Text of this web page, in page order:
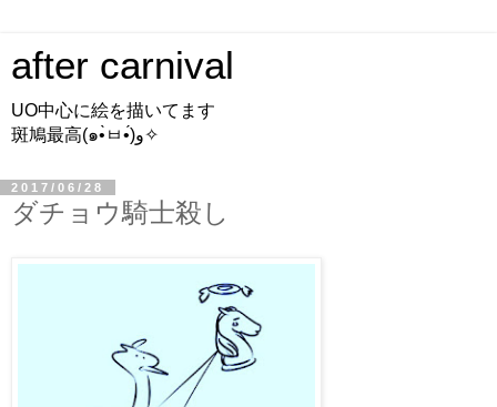
after carnival
UO中心に絵を描いてます
斑鳩最高(๑•̀ㅂ•́)و✧
2017/06/28
ダチョウ騎士殺し